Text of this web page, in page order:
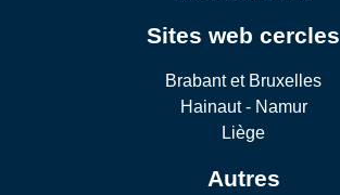
Sites web cercles
Brabant et Bruxelles
Hainaut - Namur
Liège
Autres